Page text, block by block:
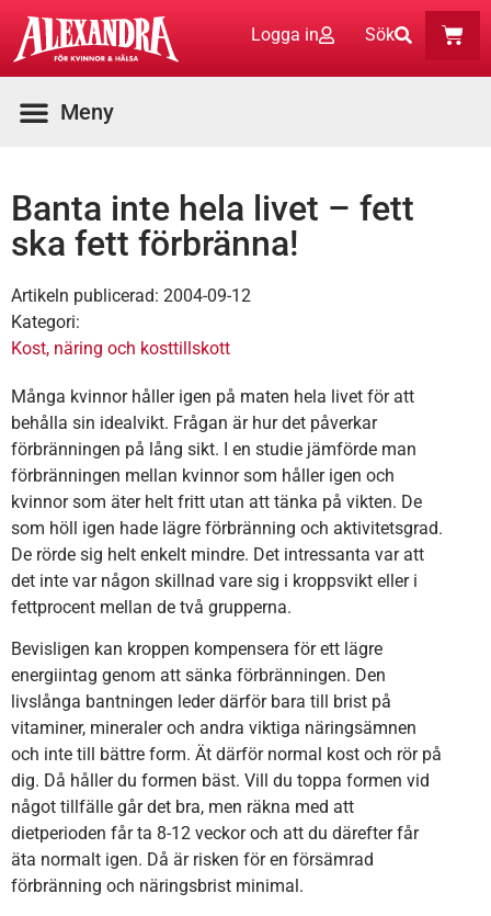
Logga in Sök
Banta inte hela livet – fett
ska fett förbränna!
Artikeln publicerad: 2004-09-12
Kategori:
Kost, näring och kosttillskott
Många kvinnor håller igen på maten hela livet för att
behålla sin idealvikt. Frågan är hur det påverkar
förbränningen på lång sikt. I en studie jämförde man
förbränningen mellan kvinnor som håller igen och
kvinnor som äter helt fritt utan att tänka på vikten. De
som höll igen hade lägre förbränning och aktivitetsgrad.
De rörde sig helt enkelt mindre. Det intressanta var att
det inte var någon skillnad vare sig i kroppsvikt eller i
fettprocent mellan de två grupperna.
Bevisligen kan kroppen kompensera för ett lägre
energiintag genom att sänka förbränningen. Den
livslånga bantningen leder därför bara till brist på
vitaminer, mineraler och andra viktiga näringsämnen
och inte till bättre form. Ät därför normal kost och rör på
dig. Då håller du formen bäst. Vill du toppa formen vid
något tillfälle går det bra, men räkna med att
dietperioden får ta 8-12 veckor och att du därefter får
äta normalt igen. Då är risken för en försämrad
förbränning och näringsbrist minimal.